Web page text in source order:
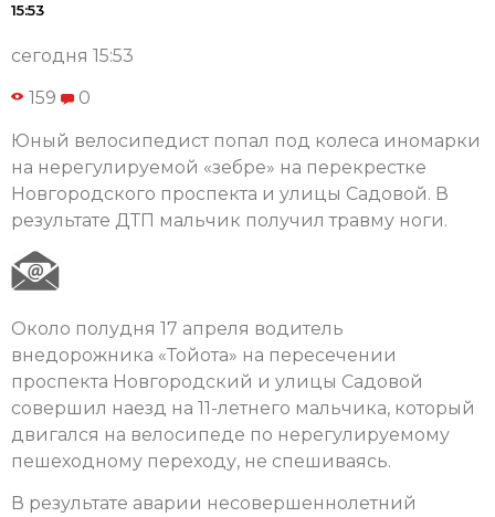
15:53
сегодня 15:53
159 0
Юный велосипедист попал под колеса иномарки
на нерегулируемой «зебре» на перекрестке
Новгородского проспекта и улицы Садовой. В
результате ДТП мальчик получил травму ноги.
Около полудня 17 апреля водитель
внедорожника «Тойота» на пересечении
проспекта Новгородский и улицы Садовой
совершил наезд на 11-летнего мальчика, который
двигался на велосипеде по нерегулируемому
пешеходному переходу, не спешиваясь.
В результате аварии несовершеннолетний